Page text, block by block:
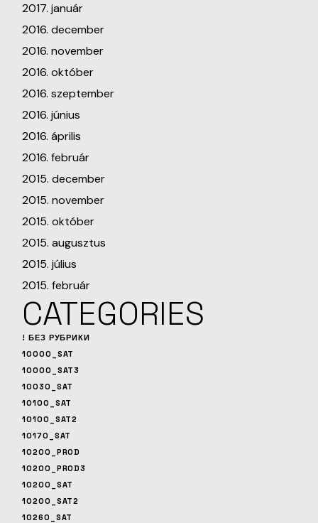
2017. január
2016. december
2016. november
2016. október
2016. szeptember
2016. június
2016. április
2016. február
2015. december
2015. november
2015. október
2015. augusztus
2015. július
2015. február
CATEGORIES
! БЕЗ РУБРИКИ
10000_SAT
10000_SAT3
10030_SAT
10100_SAT
10100_SAT2
10170_SAT
10200_PROD
10200_PROD3
10200_SAT
10200_SAT2
10260_SAT